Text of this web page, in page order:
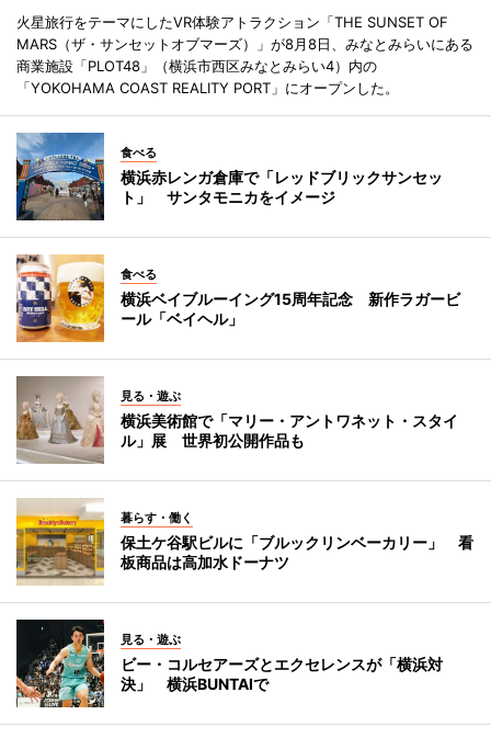
火星旅行をテーマにしたVR体験アトラクション「THE SUNSET OF
MARS（ザ・サンセットオブマーズ）」が8月8日、みなとみらいにある
商業施設「PLOT48」（横浜市西区みなとみらい4）内の
「YOKOHAMA COAST REALITY PORT」にオープンした。
食べる
横浜赤レンガ倉庫で「レッドブリックサンセッ
ト」 サンタモニカをイメージ
食べる
横浜ベイブルーイング15周年記念 新作ラガービ
ール「ベイヘル」
見る・遊ぶ
横浜美術館で「マリー・アントワネット・スタイ
ル」展 世界初公開作品も
暮らす・働く
保土ケ谷駅ビルに「ブルックリンベーカリー」 看
板商品は高加水ドーナツ
見る・遊ぶ
ビー・コルセアーズとエクセレンスが「横浜対
決」 横浜BUNTAIで